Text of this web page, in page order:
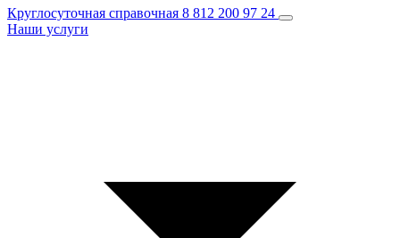
Круглосуточная справочная 8 812 200 97 24
Наши услуги